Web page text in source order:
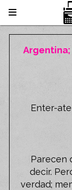
Parecen
decir.
verdad;
Argentina;
Enter-